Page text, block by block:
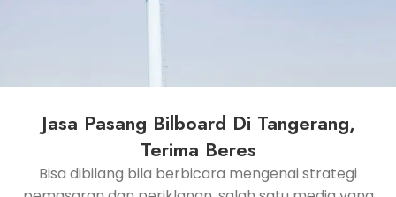
Jasa Pasang Bilboard Di Tangerang,
Terima Beres
Bisa dibilang bila berbicara mengenai strategi